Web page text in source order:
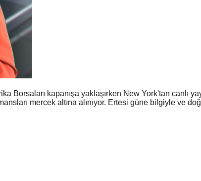
Borsaları kapanışa yaklaşırken New York'tan canlı
mercek altına alınıyor. Ertesi güne bilgiyle ve